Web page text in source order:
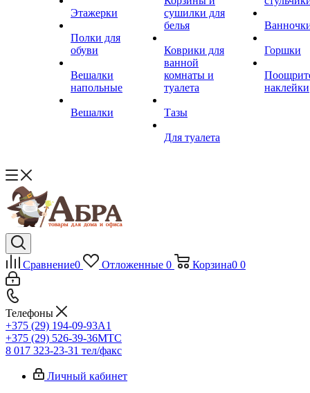
Этажерки
Полки для
обуви
Вешалки
напольные
Вешалки
сушилки для
белья
Коврики для
ванной
комнаты и
туалета
Тазы
Для туалета
Горшки
наклейки
Сравнение0 Отложенные 0 Корзина0 0
Телефоны
+375 (29) 194-09-93A1
+375 (29) 526-39-36МТС
8 017 323-23-31 тел/факс
Личный кабинет